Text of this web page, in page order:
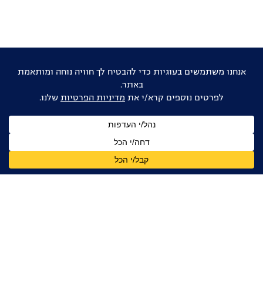
אוהבים דוקו ישראלי?
הישארו מעודכנים
שם
מלא
כתובת
דואר